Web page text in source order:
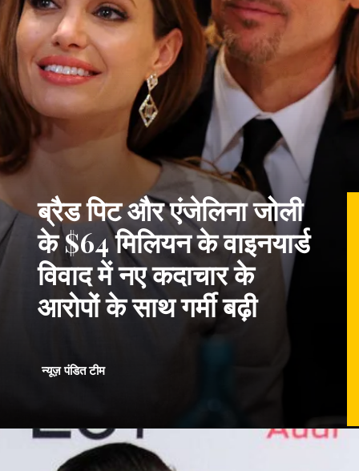
ब्रैड पिट और एंजेलिना जोली
के $64 मिलियन के वाइनयार्ड
विवाद में नए कदाचार के
आरोपों के साथ गर्मी बढ़ी
न्यूज़ पंडित टीम